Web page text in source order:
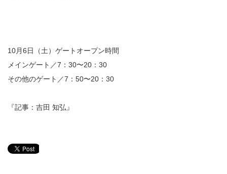
10月6日（土）ゲートオープン時間
メインゲート／7：30〜20：30
その他のゲート／7：50〜20：30
『記事：吉田 知弘』